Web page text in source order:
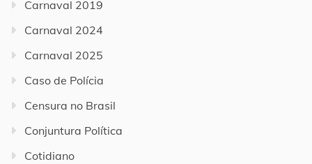
Carnaval 2019
Carnaval 2024
Carnaval 2025
Caso de Polícia
Censura no Brasil
Conjuntura Política
Cotidiano